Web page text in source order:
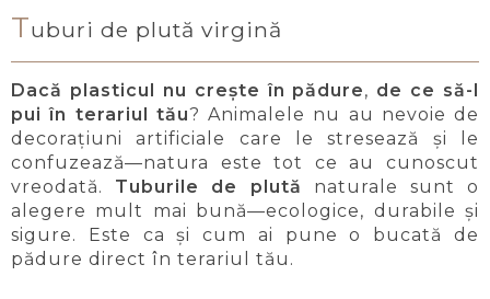
Tuburi de plută virgină
Dacă plasticul nu crește în pădure, de ce să-l
pui în terariul tău? Animalele nu au nevoie de
decorațiuni artificiale care le stresează și le
confuzează—natura este tot ce au cunoscut
vreodată. Tuburile de plută naturale sunt o
alegere mult mai bună—ecologice, durabile și
sigure. Este ca și cum ai pune o bucată de
pădure direct în terariul tău.